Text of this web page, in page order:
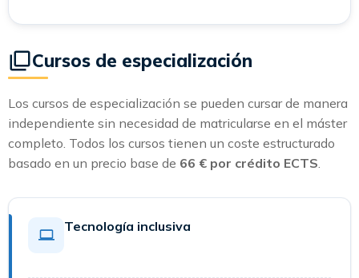
Cursos de especialización
Los cursos de especialización se pueden cursar de manera
independiente sin necesidad de matricularse en el máster
completo. Todos los cursos tienen un coste estructurado
basado en un precio base de 66 € por crédito ECTS
Tecnología inclusiva